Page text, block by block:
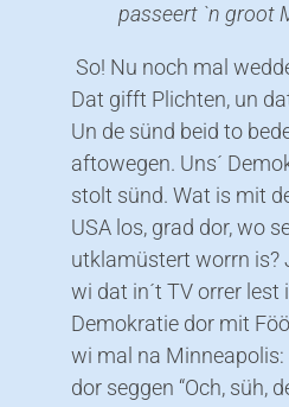
passeert `n groot
So! Nu noch mal
Dat gifft Plichten, un
Un de sünd beid to
aftowegen. Uns´
stolt sünd. Wat is mit
USA los, grad dor, wo
utklamüstert worrn is?
wi dat in´t TV orrer lest
Demokratie dor mit
wi mal na
dor seggen “Och, süh,